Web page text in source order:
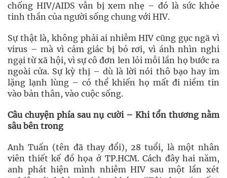
chống HIV/AIDS vẫn bị xem nhẹ – đó là sức khỏe
tinh thần của người sống chung với HIV.
Sự thật là, không phải ai nhiễm HIV cũng gục ngã vì
virus – mà vì cảm giác bị bỏ rơi, vì ánh nhìn nghi
ngại từ xã hội, vì sự cô đơn len lỏi mỗi lần họ bước ra
ngoài cửa. Sự kỳ thị – dù là lời nói thô bạo hay im
lặng lạnh lùng – có thể khiến họ mất đi niềm tin
vào bản thân, vào cuộc sống.
Câu chuyện phía sau nụ cười – Khi tổn thương nằm
sâu bên trong
Anh Tuấn (tên đã thay đổi), 28 tuổi, là một nhân
viên thiết kế đồ họa ở TP.HCM. Cách đây hai năm,
anh phát hiện mình nhiễm HIV sau một lần xét